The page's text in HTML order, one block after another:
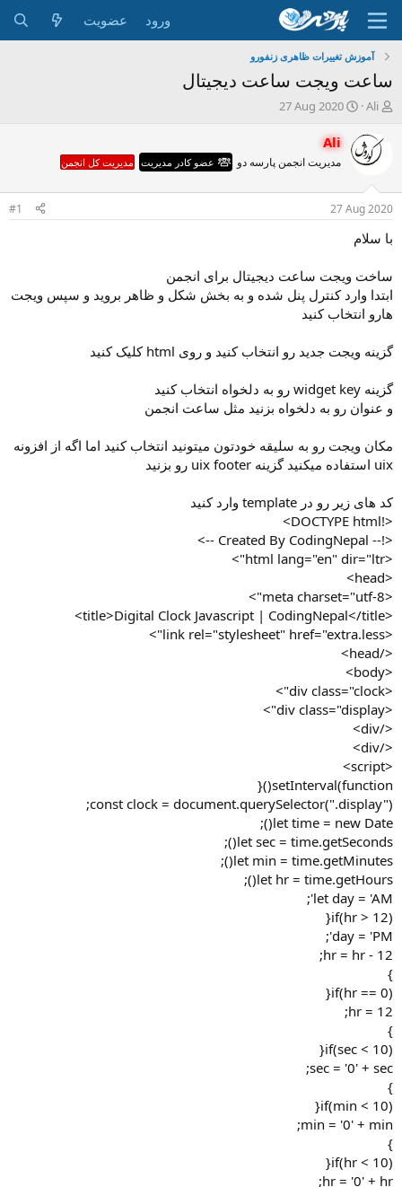
ورود عضویت
آموزش تغییرات ظاهری زنفورو
ساعت ویجت ساعت دیجیتال
ش
و
ع
ن
د
ه
و
ض
و
ع
Ali
ت
ر
خ
ر
و
27 Aug 2020
Ali
مدیریت انجمن پارسه دو عضو کادر مدیریت مدیریت کل انجمن
27 Aug 2020
#1
با سلام
ساخت ویجت ساعت دیجیتال برای انجمن
ابتدا وارد کنترل پنل شده و به بخش شکل و ظاهر بروید و سپس ویجت
هارو انتخاب کنید
گزینه ویجت جدید رو انتخاب کنید و روی html کلیک کنید
گزینه widget key رو به دلخواه انتخاب کنید
و عنوان رو به دلخواه بزنید مثل ساعت انجمن
مکان ویجت رو به سلیقه خودتون میتونید انتخاب کنید اما اگه از افزونه
uix استفاده میکنید گزینه uix footer رو بزنید
کد های زیر رو در template وارد کنید
<!DOCTYPE html>
<!-- Created By CodingNepal -->
<html lang="en" dir="ltr">
<head>
<meta charset="utf-8">
<title>Digital Clock Javascript | CodingNepal</title>
<link rel="stylesheet" href="extra.less">
</head>
<body>
<div class="clock">
<div class="display">
</div>
</div>
<script>
setInterval(function(){
const clock = document.querySelector(".display");
let time = new Date();
let sec = time.getSeconds();
let min = time.getMinutes();
let hr = time.getHours();
let day = 'AM';
if(hr > 12){
day = 'PM';
hr = hr - 12;
}
if(hr == 0){
hr = 12;
}
if(sec < 10){
sec = '0' + sec;
}
if(min < 10){
min = '0' + min;
}
if(hr < 10){
hr = '0' + hr;